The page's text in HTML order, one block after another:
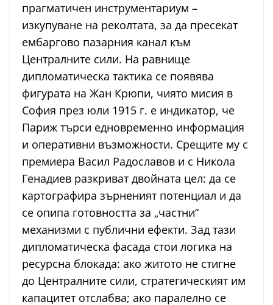
прагматичен инструментариум –
изкупуване на реколтата, за да пресекат
ембаргово пазарния канал към
Централните сили. На равнище
дипломатическа тактика се появява
фигурата на Жан Крюпи, чиято мисия в
София през юли 1915 г. е индикатор, че
Париж търси едновременно информация
и оперативни възможности. Срещите му с
премиера Васил Радославов и с Никола
Генадиев разкриват двойната цел: да се
картографира зърненият потенциал и да
се опипа готовността за „частни“
механизми с публични ефекти. Зад тази
дипломатическа фасада стои логика на
ресурсна блокада: ако житото не стигне
до Централните сили, стратегическият им
капацитет отслабва; ако паралелно се